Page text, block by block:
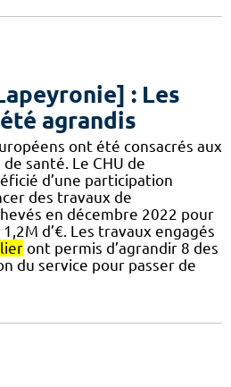
: Les
agrandis
ont été consacrés aux
santé. Le CHU de
d’une participation
des travaux de
en décembre 2022 pour
d’€. Les travaux engagés
ont permis d’agrandir 8 des
du service pour passer de